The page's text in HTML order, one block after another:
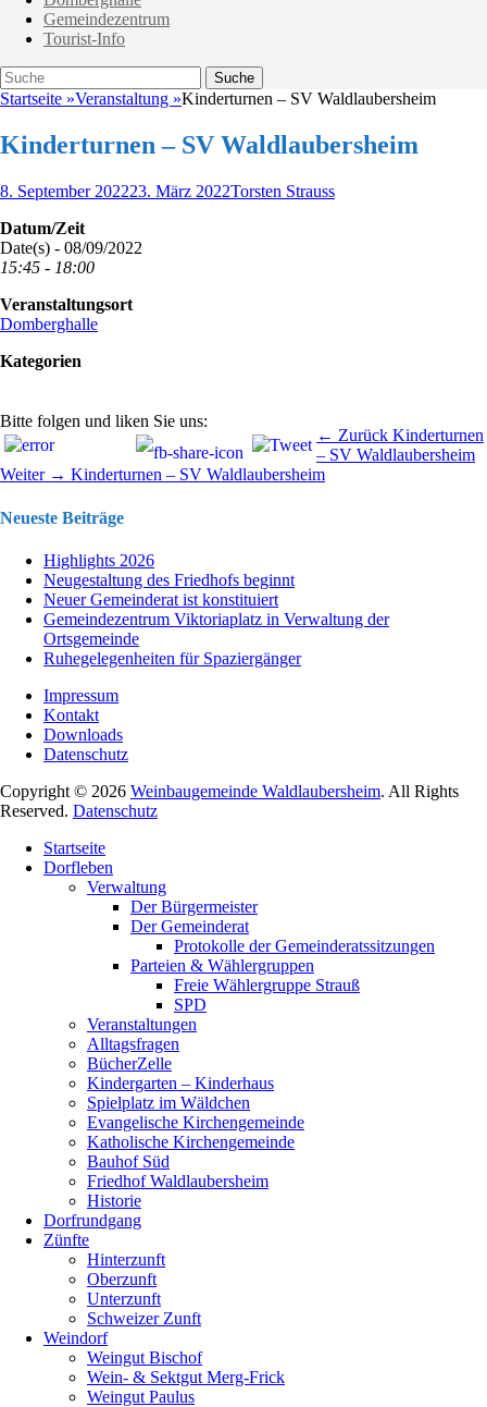
Gemeindezentrum
Tourist-Info
Suche
Suche
nach:
Startseite »Veranstaltung »Kinderturnen – SV Waldlaubersheim
Kinderturnen – SV Waldlaubersheim
Veröffentlicht
8. September 202223. März 2022Autor
Torsten Strauss
Datum/Zeit
Date(s) - 08/09/2022
15:45 - 18:00
Veranstaltungsort
Domberghalle
Kategorien
Bitte folgen und liken Sie uns:
Beitragsnavigation ← Zurück
Beitrag:
Kinderturnen
– SV Waldlaubersheim
Weiter → Nächster
Kinderturnen – SV Waldlaubersheim
Neueste Beiträge
Highlights 2026
Neugestaltung des Friedhofs beginnt
Neuer Gemeinderat ist konstituiert
Gemeindezentrum Viktoriaplatz in Verwaltung der
Ortsgemeinde
Ruhegelegenheiten für Spaziergänger
Impressum
Kontakt
Downloads
Datenschutz
Copyright © 2026 Weinbaugemeinde Waldlaubersheim. All Rights
Reserved. Datenschutz
oben
scrollen
Startseite
Dorfleben
Verwaltung
Der Bürgermeister
Der Gemeinderat
Protokolle der Gemeinderatssitzungen
Parteien & Wählergruppen
Freie Wählergruppe Strauß
SPD
Veranstaltungen
Alltagsfragen
BücherZelle
Kindergarten – Kinderhaus
Spielplatz im Wäldchen
Evangelische Kirchengemeinde
Katholische Kirchengemeinde
Bauhof Süd
Friedhof Waldlaubersheim
Historie
Dorfrundgang
Zünfte
Hinterzunft
Oberzunft
Unterzunft
Schweizer Zunft
Weindorf
Weingut Bischof
Wein- & Sektgut Merg-Frick
Weingut Paulus